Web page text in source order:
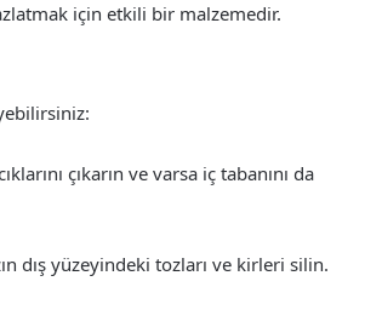
için etkili bir malzemedir.
çıkarın ve varsa iç tabanını da
dış yüzeyindeki tozları ve kirleri silin.